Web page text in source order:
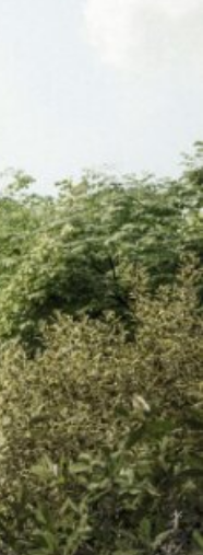
Rampe, WG
Räume
WC, Grünblick